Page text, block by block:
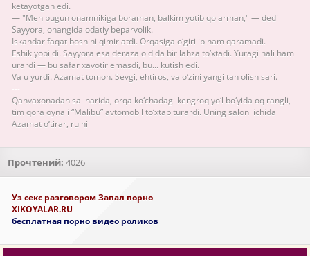
ketayotgan edi.
— "Men bugun onamnikiga boraman, balkim yotib qolarman," — dedi
Sayyora, ohangida odatiy beparvolik.
Iskandar faqat boshini qimirlatdi. Orqasiga o‘girilib ham qaramadi.
Eshik yopildi. Sayyora esa deraza oldida bir lahza to‘xtadi. Yuragi hali ham
urardi — bu safar xavotir emasdi, bu... kutish edi.
Va u yurdi. Azamat tomon. Sevgi, ehtiros, va o‘zini yangi tan olish sari.
---
Qahvaxonadan sal narida, orqa ko‘chadagi kengroq yo‘l bo‘yida oq rangli,
tim qora oynali “Malibu” avtomobil to‘xtab turardi. Uning saloni ichida
Azamat o‘tirar, rulni
Прочтений: 4026
Уз секс разговором Запал порно
XIKOYALAR.RU
бесплатная порно видео роликов